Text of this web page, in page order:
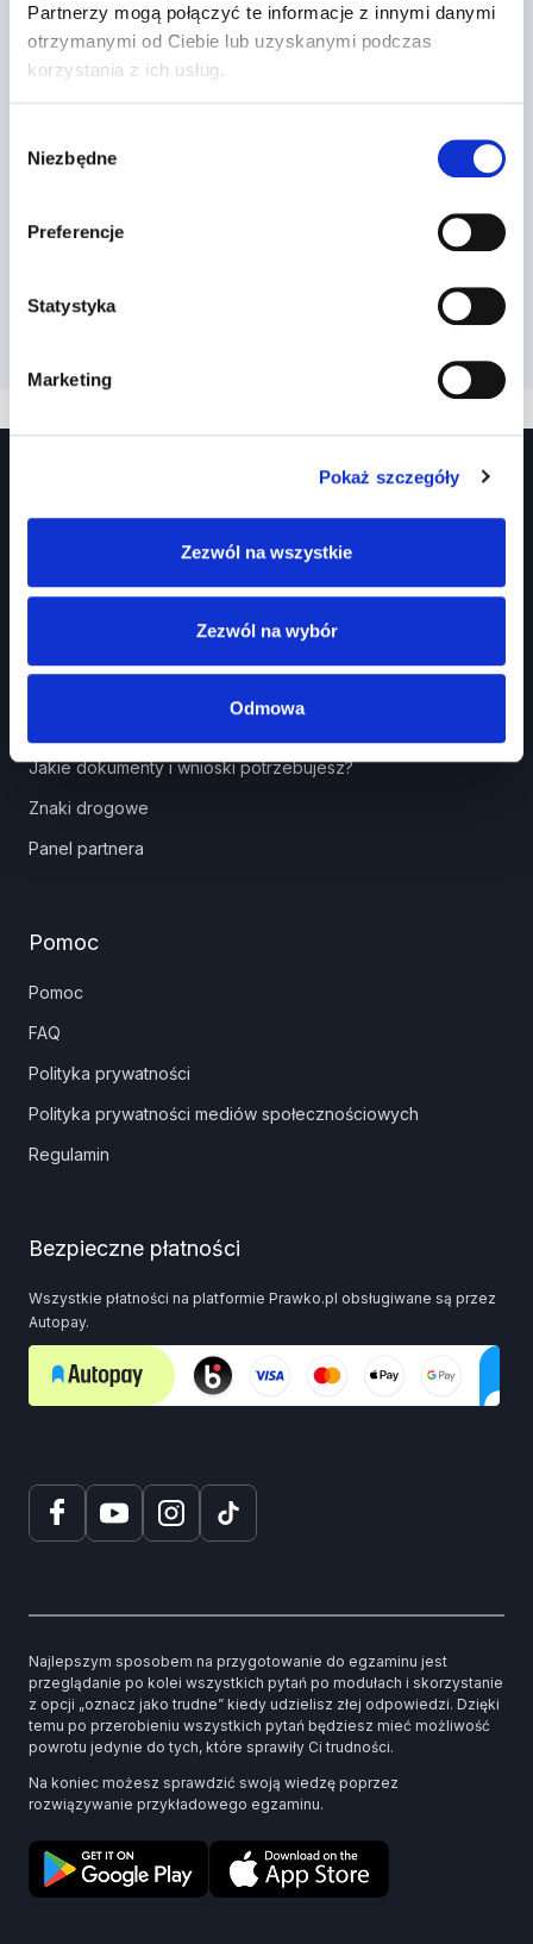
Partnerzy mogą połączyć te informacje z innymi danymi
otrzymanymi od Ciebie lub uzyskanymi podczas
korzystania z ich usług.
zgody
Niezbędne
Preferencje
Statystyka
Marketing
Pokaż szczegóły
Zezwól na wszystkie
Zezwól na wybór
Odmowa
Jakie dokumenty i wnioski potrzebujesz?
Znaki drogowe
Panel partnera
Pomoc
Pomoc
FAQ
Polityka prywatności
Polityka prywatności mediów społecznościowych
Regulamin
Bezpieczne płatności
Wszystkie płatności na platformie Prawko.pl obsługiwane są przez
Autopay.
Najlepszym sposobem na przygotowanie do egzaminu jest
przeglądanie po kolei wszystkich pytań po modułach i skorzystanie
z opcji „oznacz jako trudne” kiedy udzielisz złej odpowiedzi. Dzięki
temu po przerobieniu wszystkich pytań będziesz mieć możliwość
powrotu jedynie do tych, które sprawiły Ci trudności.
Na koniec możesz sprawdzić swoją wiedzę poprzez
rozwiązywanie przykładowego egzaminu.